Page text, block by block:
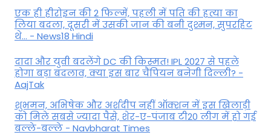
एक ही हीरोइन की 2 फिल्में, पहली में पति की हत्या का
लिया बदला, दूसरी में उसकी जान की बनी दुश्मन, सुपरहिट
थे... - News18 Hindi
दादा और युवी बदलेंगे DC की किस्मत! IPL 2027 से पहले
होगा बड़ा बदलाव, क्या इस बार चैंपियन बनेगी दिल्ली? -
AajTak
शुभमन, अभिषेक और अर्शदीप नहीं ऑक्शन में इस खिलाड़ी
को मिले सबसे ज्यादा पैसे, शेर-ए-पंजाब टी20 लीग में हो गई
बल्ले-बल्ले - Navbharat Times